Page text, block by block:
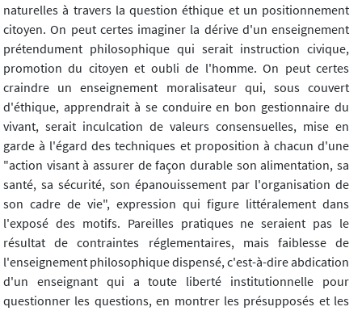
naturelles à travers la question éthique et un positionnement
citoyen. On peut certes imaginer la dérive d'un enseignement
prétendument philosophique qui serait instruction civique,
promotion du citoyen et oubli de l'homme. On peut certes
craindre un enseignement moralisateur qui, sous couvert
d'éthique, apprendrait à se conduire en bon gestionnaire du
vivant, serait inculcation de valeurs consensuelles, mise en
garde à l'égard des techniques et proposition à chacun d'une
"action visant à assurer de façon durable son alimentation, sa
santé, sa sécurité, son épanouissement par l'organisation de
son cadre de vie", expression qui figure littéralement dans
l'exposé des motifs. Pareilles pratiques ne seraient pas le
résultat de contraintes réglementaires, mais faiblesse de
l'enseignement philosophique dispensé, c'est-à-dire abdication
d'un enseignant qui a toute liberté institutionnelle pour
questionner les questions, en montrer les présupposés et les